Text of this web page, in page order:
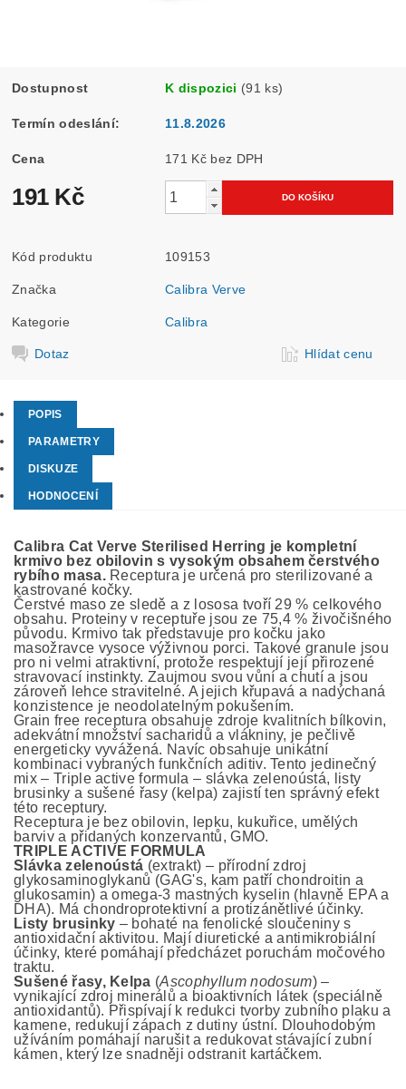
Dostupnost K dispozici (91 ks)
Termín odeslání: 11.8.2026
Cena 171 Kč bez DPH
191 Kč
Kód produktu 109153
Značka Calibra Verve
Kategorie Calibra
Dotaz Hlídat cenu
POPIS
PARAMETRY
DISKUZE
HODNOCENÍ
Calibra Cat Verve Sterilised Herring je kompletní
krmivo bez obilovin s vysokým obsahem čerstvého
rybího masa.Receptura je určená pro sterilizované a
kastrované kočky.
Čerstvé maso ze sledě a z lososa tvoří 29 % celkového
obsahu. Proteiny v receptuře jsou ze 75,4 % živočišného
původu. Krmivo tak představuje pro kočku jako
masožravce vysoce výživnou porci. Takové granule jsou
pro ni velmi atraktivní, protože respektují její přirozené
stravovací instinkty. Zaujmou svou vůní a chutí a jsou
zároveň lehce stravitelné. A jejich křupavá a nadýchaná
konzistence je neodolatelným pokušením.
Grain free receptura obsahuje zdroje kvalitních bílkovin,
adekvátní množství sacharidů a vlákniny, je pečlivě
energeticky vyvážená. Navíc obsahuje unikátní
kombinaci vybraných funkčních aditiv. Tento jedinečný
mix – Triple active formula – slávka zelenoústá, listy
brusinky a sušené řasy (kelpa) zajistí ten správný efekt
této receptury.
Receptura je bez obilovin, lepku, kukuřice, umělých
barviv a přidaných konzervantů, GMO.
TRIPLE ACTIVE FORMULA
Slávka zelenoústá (extrakt) – přírodní zdroj
glykosaminoglykanů (GAG's, kam patří chondroitin a
glukosamin) a omega-3 mastných kyselin (hlavně EPA a
DHA). Má chondroprotektivní a protizánětlivé účinky.
Listy brusinky – bohaté na fenolické sloučeniny s
antioxidační aktivitou. Mají diuretické a antimikrobiální
účinky, které pomáhají předcházet poruchám močového
traktu.
Sušené řasy, Kelpa (Ascophyllum nodosum) –
vynikající zdroj minerálů a bioaktivních látek (speciálně
antioxidantů). Přispívají k redukci tvorby zubního plaku a
kamene, redukují zápach z dutiny ústní. Dlouhodobým
užíváním pomáhají narušit a redukovat stávající zubní
kámen, který lze snadněji odstranit kartáčkem.